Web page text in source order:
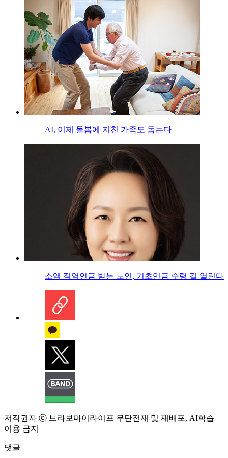
AI, 이제 돌봄에 지친 가족도 돕는다
소액 직역연금 받는 노인, 기초연금 수령 길 열린다
저작권자 ⓒ 브라보마이라이프 무단전재 및 재배포, AI학습
이용 금지
댓글